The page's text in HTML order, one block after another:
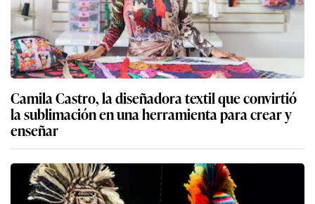
Camila Castro, la diseñadora textil que convirtió
la sublimación en una herramienta para crear y
enseñar